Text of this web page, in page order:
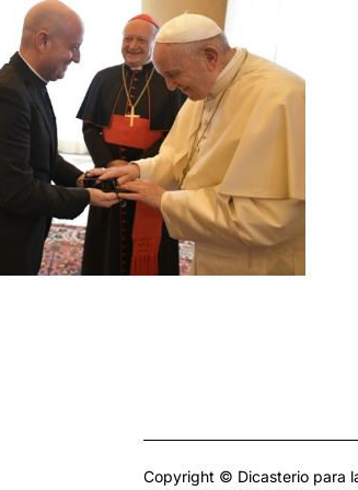
Copyright © Dicasterio para